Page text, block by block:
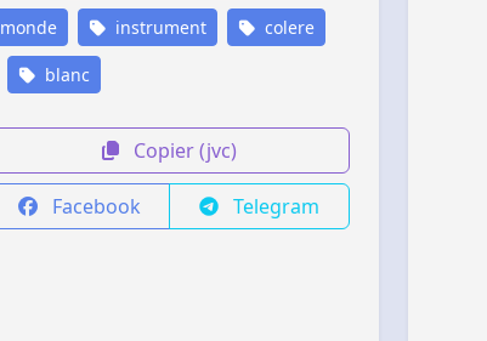
monde instrument colere
blanc
Copier (jvc)
Facebook Telegram